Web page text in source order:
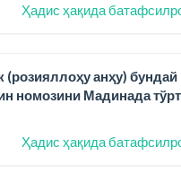
Ҳадис ҳақида
анҳу) бундай
номозини Мадинада тўрт
Ҳадис ҳақида